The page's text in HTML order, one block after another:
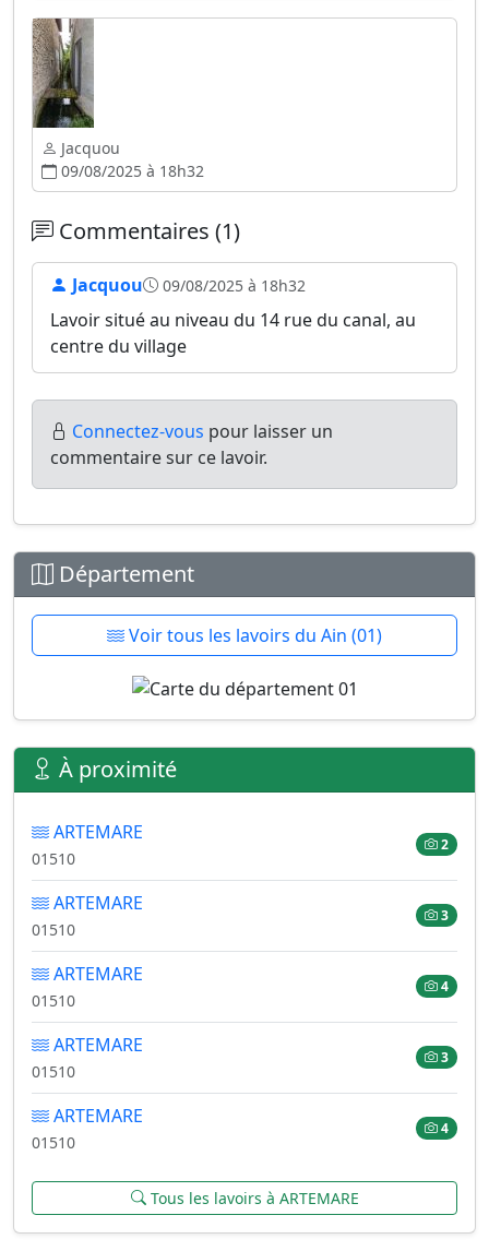
Jacquou
09/08/2025 à 18h32
Commentaires (1)
Jacquou 09/08/2025 à 18h32
Lavoir situé au niveau du 14 rue du canal, au
centre du village
Connectez-vous pour laisser un
commentaire sur ce lavoir.
Département
Voir tous les lavoirs du Ain (01)
À proximité
ARTEMARE
01510
2
ARTEMARE
01510
3
ARTEMARE
01510
4
ARTEMARE
01510
3
ARTEMARE
01510
4
Tous les lavoirs à ARTEMARE